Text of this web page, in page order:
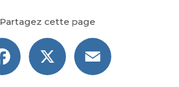
Partagez cette page
Facebook